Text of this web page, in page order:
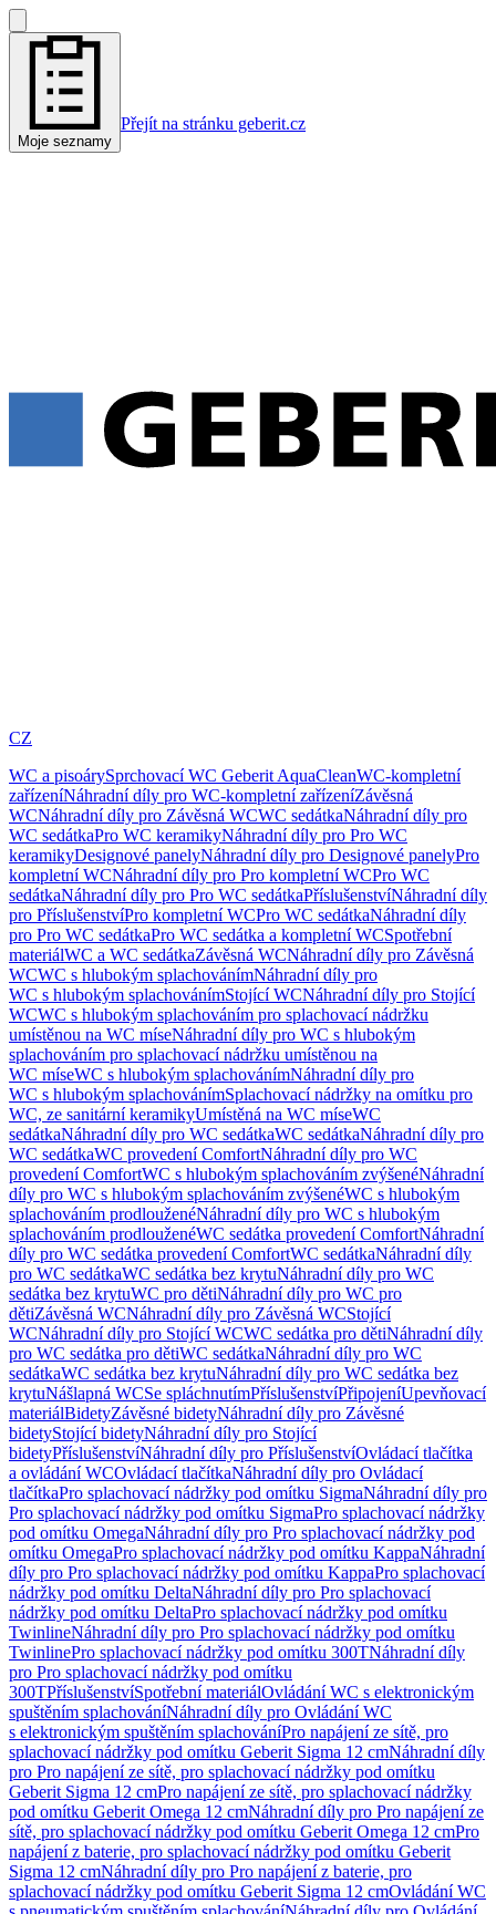
Moje seznamy
Přejít na stránku geberit.cz
CZ
WC a pisoárySprchovací WC Geberit AquaCleanWC-kompletní
zařízeníNáhradní díly pro WC-kompletní zařízeníZávěsná
WCNáhradní díly pro Závěsná WCWC sedátkaNáhradní díly pro
WC sedátkaPro WC keramikyNáhradní díly pro Pro WC
keramikyDesignové panelyNáhradní díly pro Designové panelyPro
kompletní WCNáhradní díly pro Pro kompletní WCPro WC
sedátkaNáhradní díly pro Pro WC sedátkaPříslušenstvíNáhradní díly
pro PříslušenstvíPro kompletní WCPro WC sedátkaNáhradní díly
pro Pro WC sedátkaPro WC sedátka a kompletní WCSpotřební
materiálWC a WC sedátkaZávěsná WCNáhradní díly pro Závěsná
WCWC s hlubokým splachovánímNáhradní díly pro
WC s hlubokým splachovánímStojící WCNáhradní díly pro Stojící
WCWC s hlubokým splachováním pro splachovací nádržku
umístěnou na WC míseNáhradní díly pro WC s hlubokým
splachováním pro splachovací nádržku umístěnou na
WC míseWC s hlubokým splachovánímNáhradní díly pro
WC s hlubokým splachovánímSplachovací nádržky na omítku pro
WC, ze sanitární keramikyUmístěná na WC míseWC
sedátkaNáhradní díly pro WC sedátkaWC sedátkaNáhradní díly pro
WC sedátkaWC provedení ComfortNáhradní díly pro WC
provedení ComfortWC s hlubokým splachováním zvýšenéNáhradní
díly pro WC s hlubokým splachováním zvýšenéWC s hlubokým
splachováním prodlouženéNáhradní díly pro WC s hlubokým
splachováním prodlouženéWC sedátka provedení ComfortNáhradní
díly pro WC sedátka provedení ComfortWC sedátkaNáhradní díly
pro WC sedátkaWC sedátka bez krytuNáhradní díly pro WC
sedátka bez krytuWC pro dětiNáhradní díly pro WC pro
dětiZávěsná WCNáhradní díly pro Závěsná WCStojící
WCNáhradní díly pro Stojící WCWC sedátka pro dětiNáhradní díly
pro WC sedátka pro dětiWC sedátkaNáhradní díly pro WC
sedátkaWC sedátka bez krytuNáhradní díly pro WC sedátka bez
krytuNášlapná WCSe spláchnutímPříslušenstvíPřipojeníUpevňovací
materiálBidetyZávěsné bidetyNáhradní díly pro Závěsné
bidetyStojící bidetyNáhradní díly pro Stojící
bidetyPříslušenstvíNáhradní díly pro PříslušenstvíOvládací tlačítka
a ovládání WCOvládací tlačítkaNáhradní díly pro Ovládací
tlačítkaPro splachovací nádržky pod omítku SigmaNáhradní díly pro
Pro splachovací nádržky pod omítku SigmaPro splachovací nádržky
pod omítku OmegaNáhradní díly pro Pro splachovací nádržky pod
omítku OmegaPro splachovací nádržky pod omítku KappaNáhradní
díly pro Pro splachovací nádržky pod omítku KappaPro splachovací
nádržky pod omítku DeltaNáhradní díly pro Pro splachovací
nádržky pod omítku DeltaPro splachovací nádržky pod omítku
TwinlineNáhradní díly pro Pro splachovací nádržky pod omítku
TwinlinePro splachovací nádržky pod omítku 300TNáhradní díly
pro Pro splachovací nádržky pod omítku
300TPříslušenstvíSpotřební materiálOvládání WC s elektronickým
spuštěním splachováníNáhradní díly pro Ovládání WC
s elektronickým spuštěním splachováníPro napájení ze sítě, pro
splachovací nádržky pod omítku Geberit Sigma 12 cmNáhradní díly
pro Pro napájení ze sítě, pro splachovací nádržky pod omítku
Geberit Sigma 12 cmPro napájení ze sítě, pro splachovací nádržky
pod omítku Geberit Omega 12 cmNáhradní díly pro Pro napájení ze
sítě, pro splachovací nádržky pod omítku Geberit Omega 12 cmPro
napájení z baterie, pro splachovací nádržky pod omítku Geberit
Sigma 12 cmNáhradní díly pro Pro napájení z baterie, pro
splachovací nádržky pod omítku Geberit Sigma 12 cmOvládání WC